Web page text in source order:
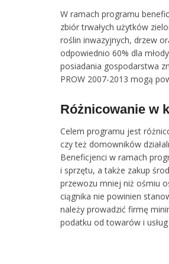
W ramach programu
zbiór trwałych użytków
roślin inwazyjnych, drzew
odpowiednio 60% dla
posiadania gospodarstwa
PROW 2007-2013 mogą
Różnicowanie w
Celem programu jest
czy też domowników
Beneficjenci w ramach
i sprzętu, a także zakup
przewozu mniej niż ośmiu
ciągnika nie powinien
należy prowadzić firmę
podatku od towarów i